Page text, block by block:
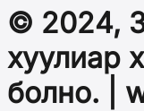
© 2024,
хуулиар
болно. |